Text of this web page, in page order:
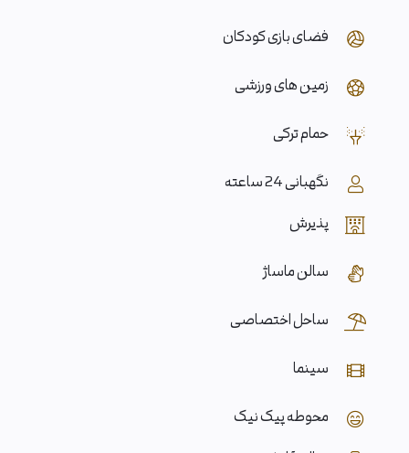
فضای بازی کودکان
زمین های ورزشی
حمام ترکی
نگهبانی 24 ساعته
پذیرش
سالن ماساژ
ساحل اختصاصی
سینما
محوطه پیک نیک